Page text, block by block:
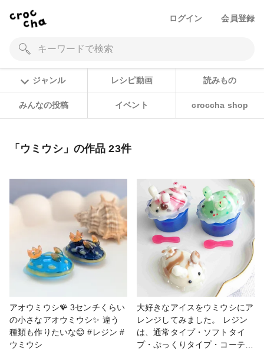
ログイン 会員登録
ジャンル レシピ動画 読みもの
みんなの投稿 イベント croccha shop
「ウミウシ」の作品 23件
アオウミウシ🪸 3センチくらい
の小さなアオウミウシ✨️ 違う
種類も作りたいな😊 #レジン #
ウミウシ
大好きなアイスをウミウシにア
レンジしてみました。 レジン
は、通常タイプ・ソフトタイ
プ・ぷっくりタイプ・コーティ